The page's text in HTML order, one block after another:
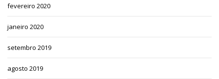
fevereiro 2020
janeiro 2020
setembro 2019
agosto 2019